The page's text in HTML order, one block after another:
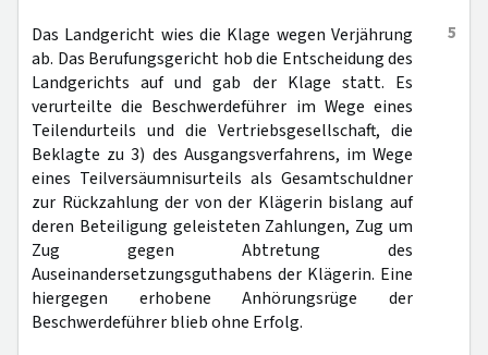
5
Das Landgericht wies die Klage wegen Verjährung
ab. Das Berufungsgericht hob die Entscheidung des
Landgerichts auf und gab der Klage statt. Es
verurteilte die Beschwerdeführer im Wege eines
Teilendurteils und die Vertriebsgesellschaft, die
Beklagte zu 3) des Ausgangsverfahrens, im Wege
eines Teilversäumnisurteils als Gesamtschuldner
zur Rückzahlung der von der Klägerin bislang auf
deren Beteiligung geleisteten Zahlungen, Zug um
Zug gegen Abtretung des
Auseinandersetzungsguthabens der Klägerin. Eine
hiergegen erhobene Anhörungsrüge der
Beschwerdeführer blieb ohne Erfolg.